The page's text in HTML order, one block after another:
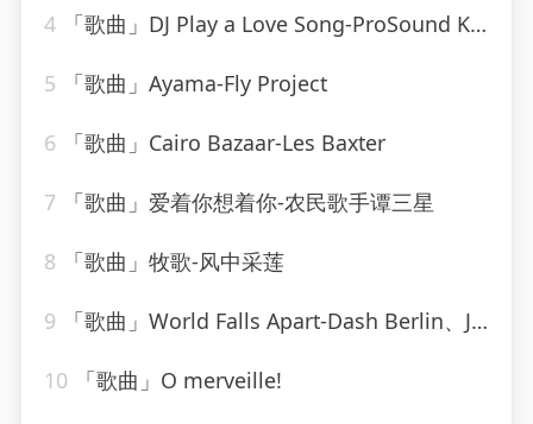
4 「歌曲」DJ Play a Love Song-ProSound Karaoke Band
5 「歌曲」Ayama-Fly Project
6 「歌曲」Cairo Bazaar-Les Baxter
7 「歌曲」爱着你想着你-农民歌手谭三星
8 「歌曲」牧歌-风中采莲
9 「歌曲」World Falls Apart-Dash Berlin、Jonathan Mendelsohn、Jorn Van Deynhoven
10 「歌曲」O merveille!